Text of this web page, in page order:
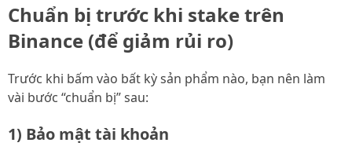
Chuẩn bị trước khi stake trên
Binance (để giảm rủi ro)
Trước khi bấm vào bất kỳ sản phẩm nào, bạn nên làm
vài bước “chuẩn bị” sau:
1) Bảo mật tài khoản